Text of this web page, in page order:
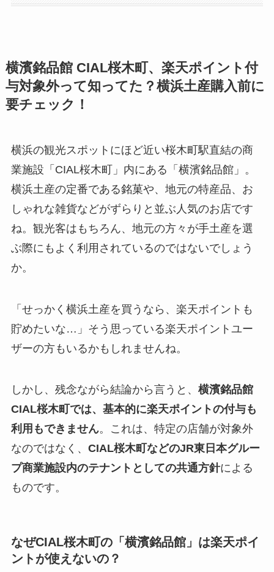
横濱銘品館 CIAL桜木町、楽天ポイント付
与対象外って知ってた？横浜土産購入前に
要チェック！
横浜の観光スポットにほど近い桜木町駅直結の商
業施設「CIAL桜木町」内にある「横濱銘品館」。
横浜土産の定番である銘菓や、地元の特産品、お
しゃれな雑貨などがずらりと並ぶ人気のお店です
ね。観光客はもちろん、地元の方々が手土産を選
ぶ際にもよく利用されているのではないでしょう
か。
「せっかく横浜土産を買うなら、楽天ポイントも
貯めたいな…」そう思っている楽天ポイントユー
ザーの方もいるかもしれませんね。
しかし、残念ながら結論から言うと、 横濱銘品館
CIAL桜木町では、基本的に楽天ポイントの付与も
利用もできません。これは、特定の店舗が対象外
なのではなく、 CIAL桜木町などのJR東日本グルー
プ商業施設内のテナントとしての共通方針による
ものです。
なぜCIAL桜木町の「横濱銘品館」は楽天ポイ
ントが使えないの？